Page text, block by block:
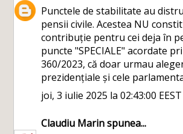
Punctele de stabilitate au
pensii civile. Acestea NU
contribuție pentru cei deja în
puncte "SPECIALE" acordate
360/2023, că doar urmau
prezidențiale și cele
joi, 3 iulie 2025 la 02:43:00 EEST
Claudiu Marinspunea...